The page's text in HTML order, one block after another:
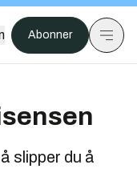
Abonner
slipper du å